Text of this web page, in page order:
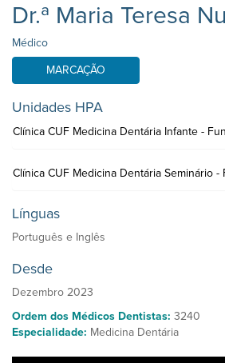
Dr.ª Maria Teresa
Médico
MARCAÇÃO
Unidades HPA
Clínica CUF Medicina Dentária Infante -
Clínica CUF Medicina Dentária Seminário -
Línguas
Português e Inglês
Desde
Dezembro 2023
Ordem dos Médicos Dentistas: 3240
Especialidade: Medicina Dentária